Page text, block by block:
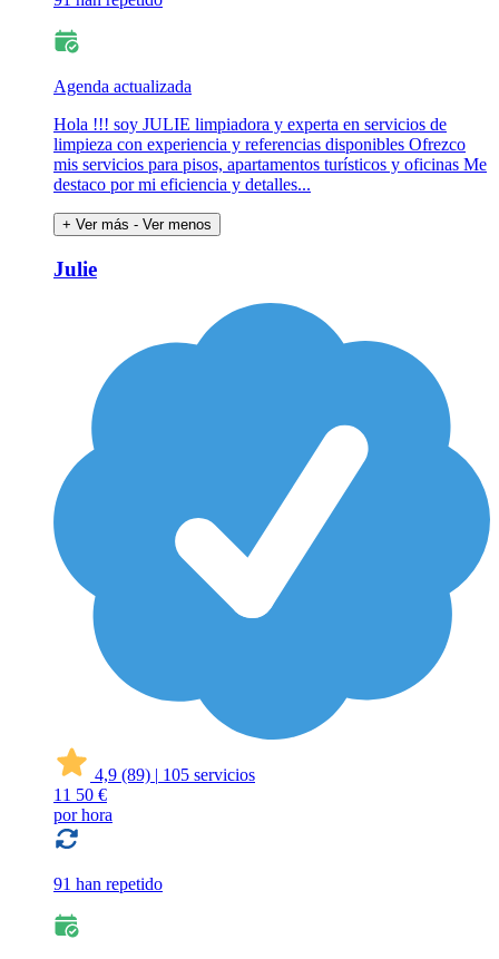
Agenda actualizada
Hola !!! soy JULIE limpiadora y experta en servicios de
limpieza con experiencia y referencias disponibles Ofrezco
mis servicios para pisos, apartamentos turísticos y oficinas Me
destaco por mi eficiencia y detalles...
+ Ver más - Ver menos
Julie
4,9 (89) | 105 servicios
11 50 €
por hora
91 han repetido